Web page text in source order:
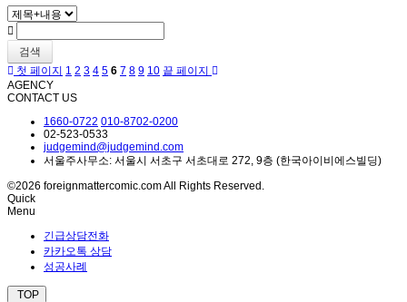
검색
첫 페이지 1 2 3 4 5 6 7 8 9 10 끝 페이지
AGENCY
CONTACT US
1660-0722 010-8702-0200
02-523-0533
judgemind@judgemind.com
서울주사무소: 서울시 서초구 서초대로 272, 9층 (한국아이비에스빌딩)
©2026 foreignmattercomic.com All Rights Reserved.
Quick
Menu
긴급상담전화
카카오톡 상담
성공사례
TOP